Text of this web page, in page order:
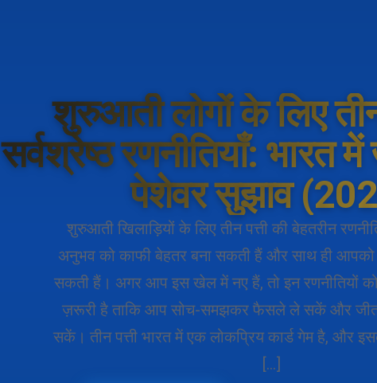
शुरुआती लोगों के लिए
सर्वश्रेष्ठ रणनीतियाँ: भारत
पेशेवर सुझाव
शुरुआती खिलाड़ियों के लिए तीन पत्ती की बेहतरीन
अनुभव को काफी बेहतर बना सकती हैं और साथ ही आपको
सकती हैं। अगर आप इस खेल में नए हैं, तो इन रणनीतियों
ज़रूरी है ताकि आप सोच-समझकर फैसले ले सकें और
सकें। तीन पत्ती भारत में एक लोकप्रिय कार्ड गेम है, और
[…]